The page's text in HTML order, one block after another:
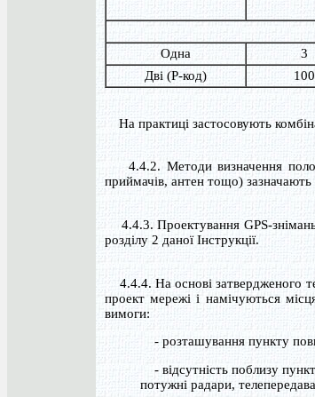
Одна
3
Дві (Р-код)
100
На практиці застосовують
4.4.2. Методи визначення
приймачів, антен тощо) зазначають
4.4.3. Проектування GPS-
розділу 2 даної Інструкції.
4.4.4. На основі затвердженого
проект мережі і намічуються
вимоги:
- розташування пункту
- відсутність поблизу
потужні радари,